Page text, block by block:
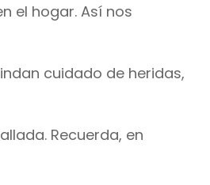
el hogar. Así nos
cuidado de heridas,
Recuerda, en